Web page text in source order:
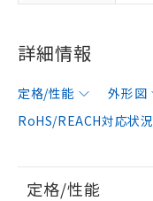
詳細情報
定格/性能 外形図
RoHS/REACH対応状況
定格/性能